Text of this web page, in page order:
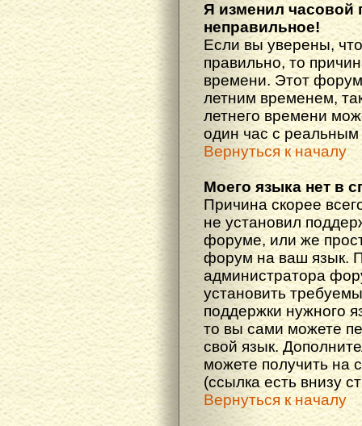
Я изменил часовой
неправильное!
Если вы уверены,
правильно, то
времени. Этот
летним временем,
летнего времени
один час с
Вернуться к началу
Моего языка нет в
Причина скорее
не установил
форуме, или же
форум на ваш язык.
администратора
установить
поддержки нужного
то вы сами можете
свой язык.
можете получить на
(ссылка есть внизу
Вернуться к началу